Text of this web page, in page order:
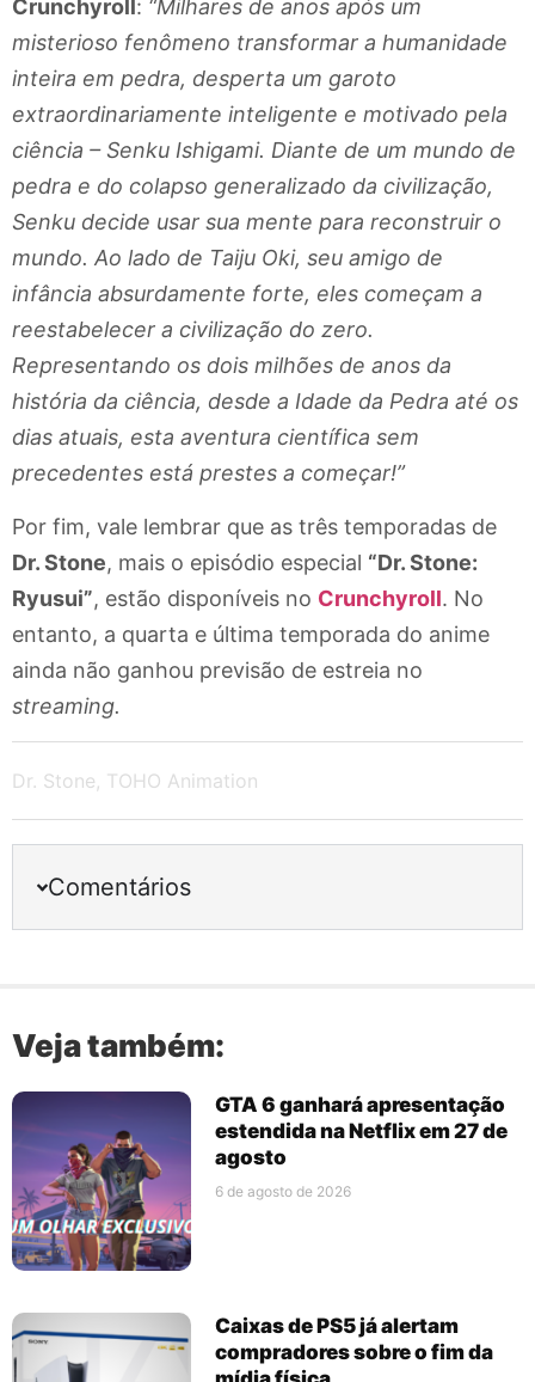
Crunchyroll : “Milhares de anos após um
misterioso fenômeno transformar a humanidade
inteira em pedra, desperta um garoto
extraordinariamente inteligente e motivado pela
ciência – Senku Ishigami. Diante de um mundo de
pedra e do colapso generalizado da civilização,
Senku decide usar sua mente para reconstruir o
mundo. Ao lado de Taiju Oki, seu amigo de
infância absurdamente forte, eles começam a
reestabelecer a civilização do zero.
Representando os dois milhões de anos da
história da ciência, desde a Idade da Pedra até os
dias atuais, esta aventura científica sem
precedentes está prestes a começar!”
Por fim, vale lembrar que as três temporadas de
Dr. Stone, mais o episódio especial “Dr. Stone:
Ryusui”, estão disponíveis no Crunchyroll. No
entanto, a quarta e última temporada do anime
ainda não ganhou previsão de estreia no
streaming.
Dr. Stone, TOHO Animation
Comentários
Veja também:
GTA 6 ganhará apresentação
estendida na Netflix em 27 de
agosto
6 de agosto de 2026
Caixas de PS5 já alertam
compradores sobre o fim da